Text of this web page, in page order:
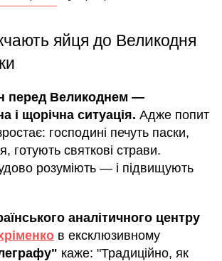
яйця до Великодня
перед Великоднем —
і щорічна ситуація. Адже попит
господині печуть паски,
готують святкові страви.
розуміють — і підвищують
аналітичного центру
в ексклюзивному
каже: "Традиційно, як